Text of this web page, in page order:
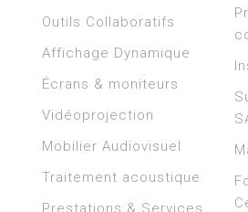
Outils Collaboratifs
Affichage Dynamique
Écrans & moniteurs
Vidéoprojection
Mobilier Audiovisuel
Traitement acoustique
Prestations & Services